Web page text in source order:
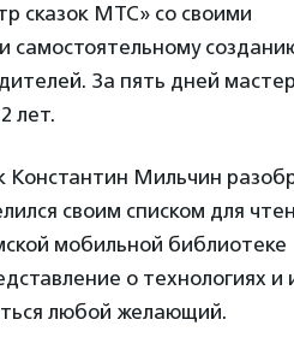
сказок МТС» со своими
самостоятельному
За пять дней
лет.
Константин Мильчин
своим списком для
мобильной библиотеке
о технологиях и
любой желающий.